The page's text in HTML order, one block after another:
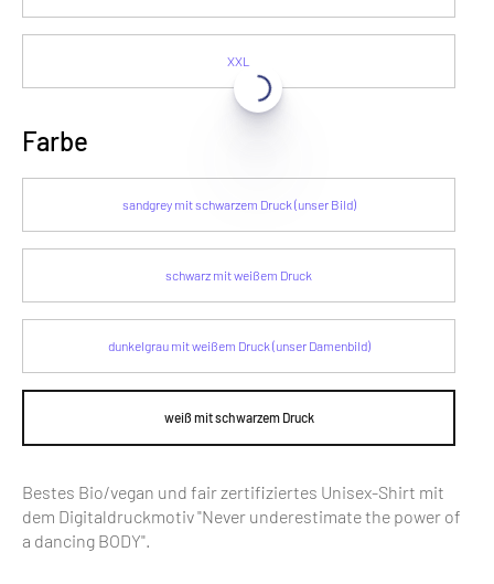
XXL
Farbe
sandgrey mit schwarzem Druck (unser Bild)
schwarz mit weißem Druck
dunkelgrau mit weißem Druck (unser Damenbild)
weiß mit schwarzem Druck
Bestes Bio/vegan und fair zertifiziertes Unisex-Shirt mit
dem Digitaldruckmotiv "Never underestimate the power of
a dancing BODY".